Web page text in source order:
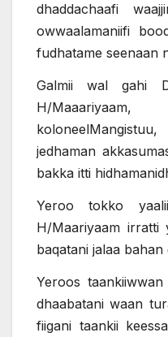
dhaddachaafi
owwaalamaniifi
fudhatame seenaan
Galmii wal gahi
H/
jedhaman
bakka itti
Yeroo tokko
H/Maariyaam irratti
baqatani jalaa
Yeroos
dhaabatani waan
fiigani taankii